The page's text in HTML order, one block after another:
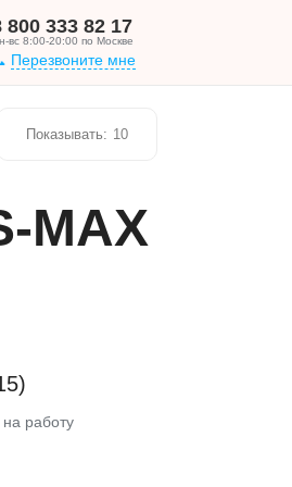
800 333 82 17
вс 8:00-20:00 по Москве
Перезвоните мне
Показывать: 10
MAX
на работу